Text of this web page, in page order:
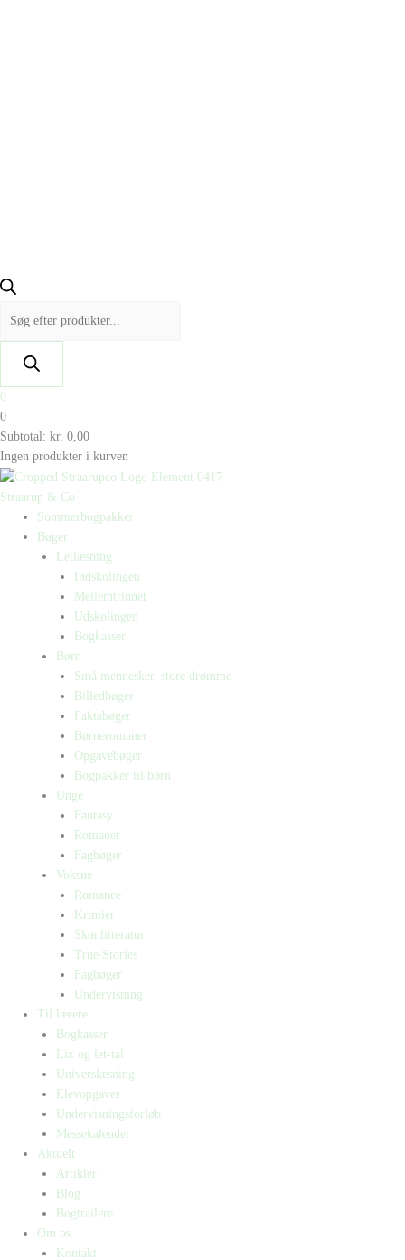
0
0
Subtotal: kr. 0,00
Ingen produkter i kurven
Straarup & Co
Sommerbogpakker
Bøger
Letlæsning
Indskolingen
Mellemtrinnet
Udskolingen
Bogkasser
Børn
Små mennesker, store drømme
Billedbøger
Faktabøger
Børneromaner
Opgavebøger
Bogpakker til børn
Unge
Fantasy
Romaner
Fagbøger
Voksne
Romance
Krimier
Skønlitteratur
True Stories
Fagbøger
Undervisning
Til lærere
Bogkasser
Lix og let-tal
Universlæsning
Elevopgaver
Undervisningsforløb
Messekalender
Aktuelt
Artikler
Blog
Bogtrailere
Om os
Kontakt